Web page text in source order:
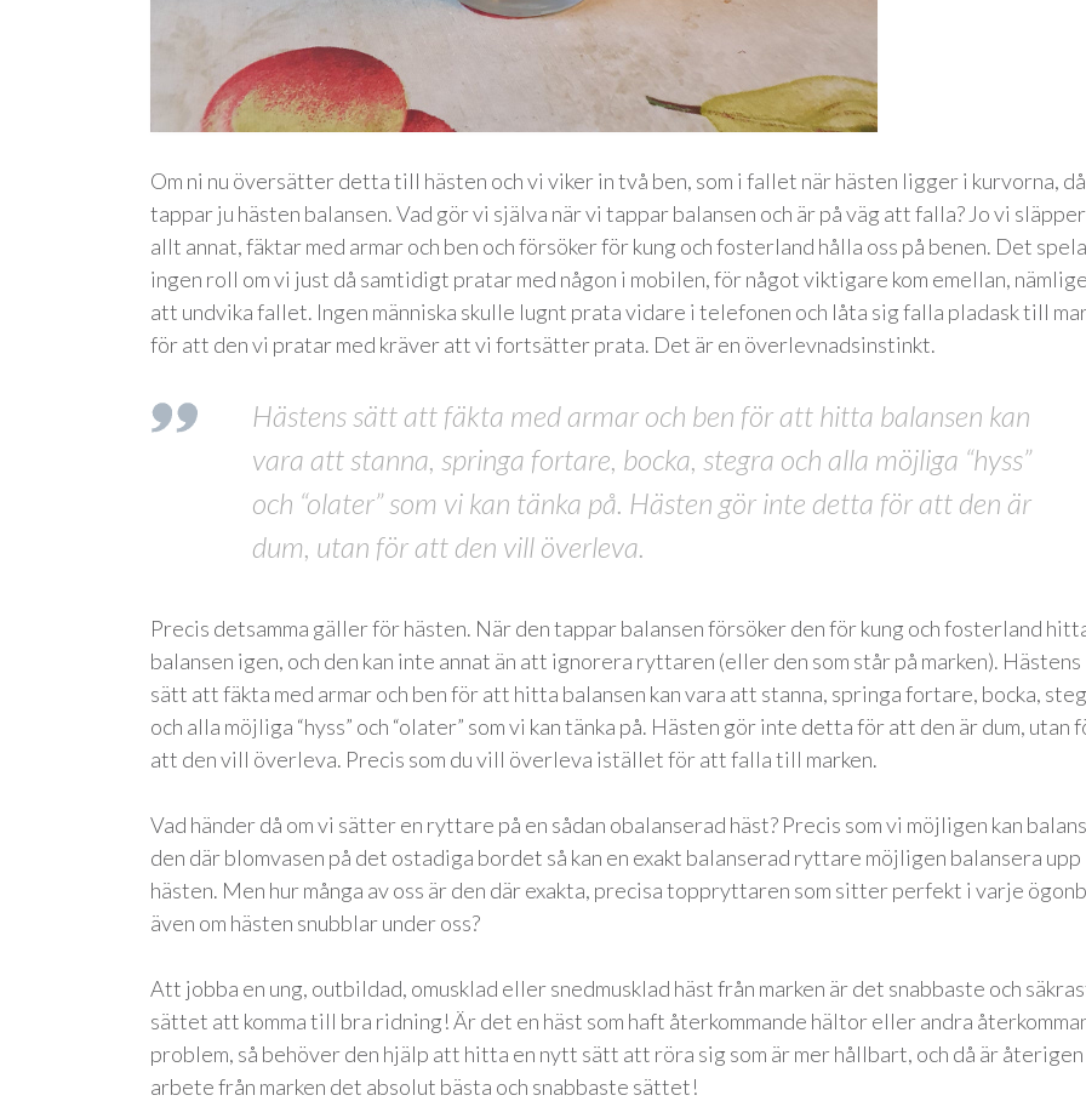
Om ni nu översätter detta till hästen och vi viker in två ben, som i fallet när hästen ligger i kurvorna, då
tappar ju hästen balansen. Vad gör vi själva när vi tappar balansen och är på väg att falla? Jo vi släpper
allt annat, fäktar med armar och ben och försöker för kung och fosterland hålla oss på benen. Det
ingen roll om vi just då samtidigt pratar med någon i mobilen, för något viktigare kom emellan,
att undvika fallet. Ingen människa skulle lugnt prata vidare i telefonen och låta sig falla pladask till
för att den vi pratar med kräver att vi fortsätter prata. Det är en överlevnadsinstinkt.
Hästens sätt att fäkta med armar och ben för att hitta balansen kan
vara att stanna, springa fortare, bocka, stegra och alla möjliga “hyss”
och “olater” som vi kan tänka på. Hästen gör inte detta för att den är
dum, utan för att den vill överleva.
Precis detsamma gäller för hästen. När den tappar balansen försöker den för kung och fosterland
balansen igen, och den kan inte annat än att ignorera ryttaren (eller den som står på marken). Hästens
sätt att fäkta med armar och ben för att hitta balansen kan vara att stanna, springa fortare, bocka,
och alla möjliga “hyss” och “olater” som vi kan tänka på. Hästen gör inte detta för att den är dum, utan
att den vill överleva. Precis som du vill överleva istället för att falla till marken.
Vad händer då om vi sätter en ryttare på en sådan obalanserad häst? Precis som vi möjligen kan
den där blomvasen på det ostadiga bordet så kan en exakt balanserad ryttare möjligen balansera upp
hästen. Men hur många av oss är den där exakta, precisa toppryttaren som sitter perfekt i varje
även om hästen snubblar under oss?
Att jobba en ung, outbildad, omusklad eller snedmusklad häst från marken är det snabbaste och
sättet att komma till bra ridning! Är det en häst som haft återkommande hältor eller andra
problem, så behöver den hjälp att hitta en nytt sätt att röra sig som är mer hållbart, och då är återigen
arbete från marken det absolut bästa och snabbaste sättet!